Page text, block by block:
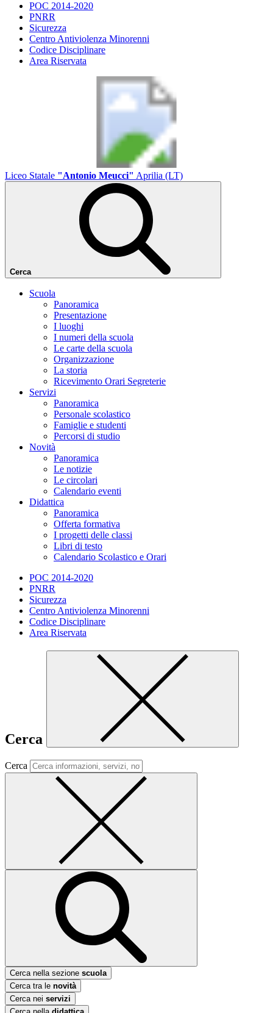
POC 2014-2020
PNRR
Sicurezza
Centro Antiviolenza Minorenni
Codice Disciplinare
Area Riservata
Liceo Statale "Antonio Meucci" Aprilia (LT)
Cerca
Scuola
Panoramica
Presentazione
I luoghi
I numeri della scuola
Le carte della scuola
Organizzazione
La storia
Ricevimento Orari Segreterie
Servizi
Panoramica
Personale scolastico
Famiglie e studenti
Percorsi di studio
Novità
Panoramica
Le notizie
Le circolari
Calendario eventi
Didattica
Panoramica
Offerta formativa
I progetti delle classi
Libri di testo
Calendario Scolastico e Orari
POC 2014-2020
PNRR
Sicurezza
Centro Antiviolenza Minorenni
Codice Disciplinare
Area Riservata
Cerca
Cerca
Cerca nella sezione scuola
Cerca tra le novità
Cerca nei servizi